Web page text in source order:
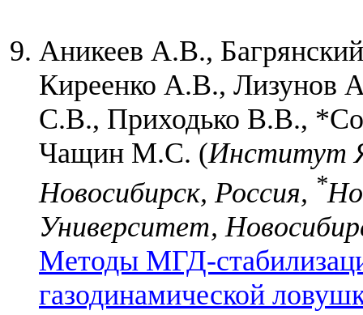
Аникеев А.В.,
Киреенко А.В., Лизунов
С.В., Приходько В.В.,
Чащин М.С. (Институт
Новосибирск, Россия, *
Университет,
Методы МГД-
газодинамической